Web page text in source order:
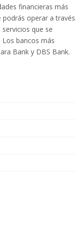
financieras más
operar a través
que se
Los bancos más
Bank y DBS Bank.